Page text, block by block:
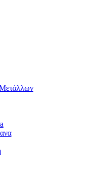
Μετάλλων